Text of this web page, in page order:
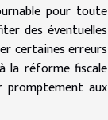
pour toute
des éventuelles
certaines erreurs
la réforme fiscale
promptement aux